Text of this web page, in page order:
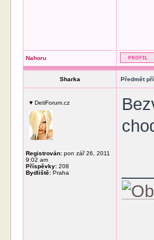
Nahoru
Sharka Předmět
♥ DetiForum.cz
Registrován: pon zář 26, 2011
9:02 am
Příspěvky: 208
Bydliště: Praha